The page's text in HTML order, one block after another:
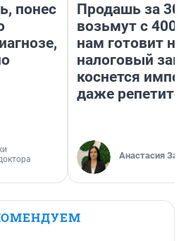
понес
Продашь за
возьмут с
нам готовит
налоговый
коснется
даже
Анастасия